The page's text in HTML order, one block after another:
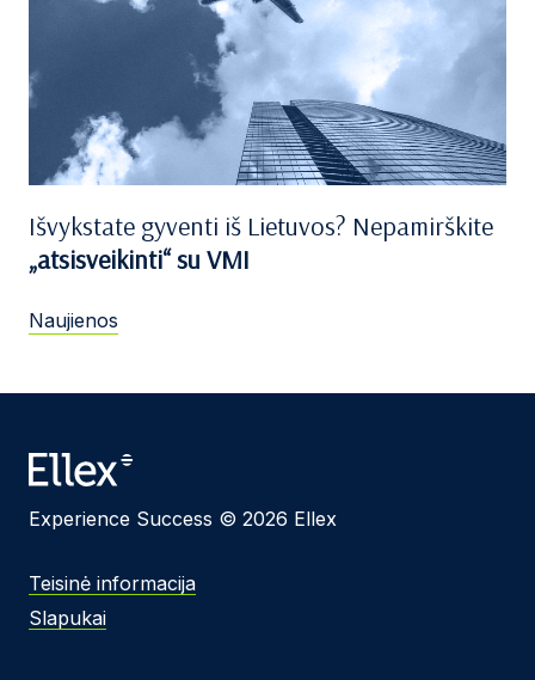
Išvykstate gyventi iš Lietuvos? Nepamirškite
„atsisveikinti“ su VMI
Naujienos
Experience Success © 2026 Ellex
Teisinė informacija
Slapukai